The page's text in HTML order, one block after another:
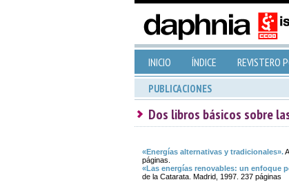
INICIO ÍNDICE REVISTERO
PUBLICACIONES
Dos libros básicos sobre
«Energías alternativas y tradicionales».
páginas.
«Las energías renovables: un enfoque
de la Catarata. Madrid, 1997. 237 páginas